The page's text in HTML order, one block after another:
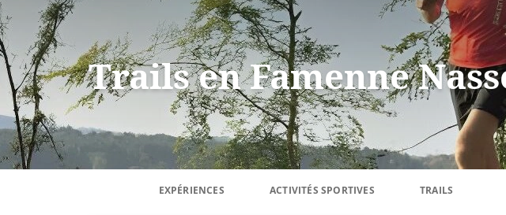
Trails en Famenne
EXPÉRIENCES ACTIVITÉS SPORTIVES TRAILS